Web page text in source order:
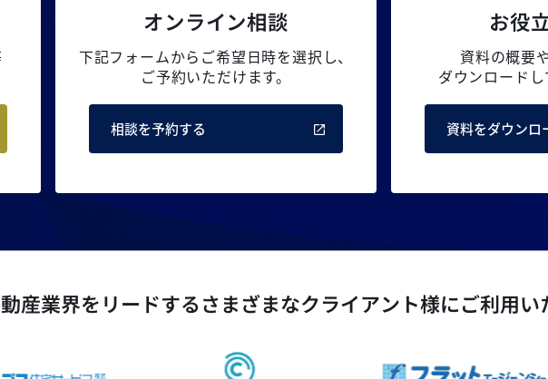
オンライン相談
下記フォームからご希望日時を選択し、
ご予約いただけます。
相談を予約する
お役
資料の概要
ダウンロードし
資料をダウンロ
産業界をリードするさまざまなクライアント様にご利用い